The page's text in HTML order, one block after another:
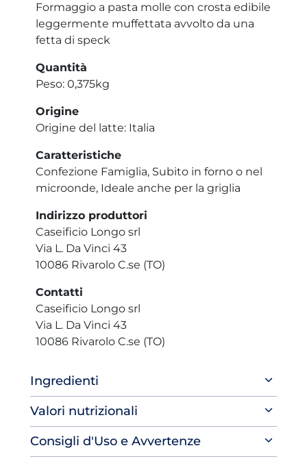
Formaggio a pasta molle con crosta edibile
leggermente muffettata avvolto da una
fetta di speck
Quantità
Peso: 0,375kg
Origine
Origine del latte: Italia
Caratteristiche
Confezione Famiglia, Subito in forno o nel
microonde, Ideale anche per la griglia
Indirizzo produttori
Caseificio Longo srl
Via L. Da Vinci 43
10086 Rivarolo C.se (TO)
Contatti
Caseificio Longo srl
Via L. Da Vinci 43
10086 Rivarolo C.se (TO)
Ingredienti
Valori nutrizionali
Consigli d'Uso e Avvertenze